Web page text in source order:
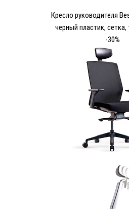
Кресло руководителя
черный пластик,
-30%